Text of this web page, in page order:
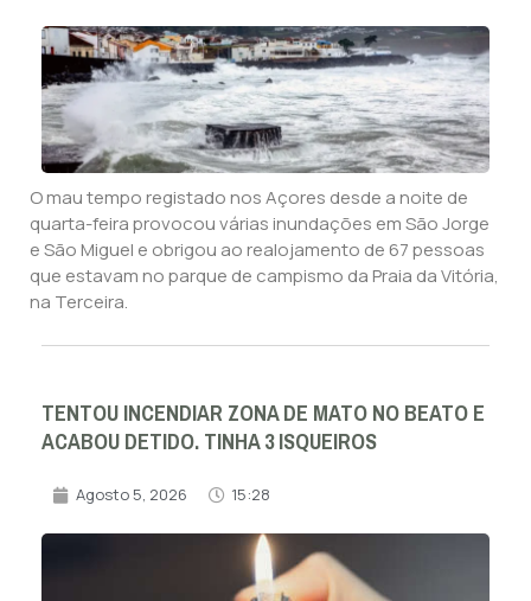
O mau tempo registado nos Açores desde a noite de
quarta-feira provocou várias inundações em São Jorge
e São Miguel e obrigou ao realojamento de 67 pessoas
que estavam no parque de campismo da Praia da Vitória,
na Terceira.
TENTOU INCENDIAR ZONA DE MATO NO BEATO E
ACABOU DETIDO. TINHA 3 ISQUEIROS
Agosto 5, 2026 15:28